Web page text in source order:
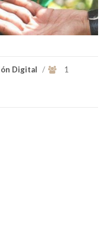
Digital / 1